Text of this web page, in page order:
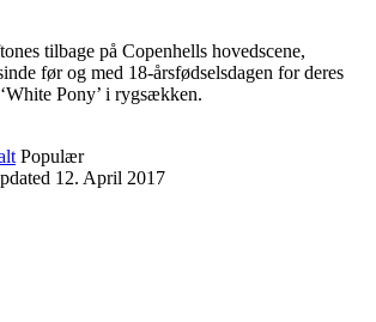
tilbage på Copenhells hovedscene,
før og med 18-årsfødselsdagen for deres
Pony’ i rygsækken.
Populær
12. April 2017